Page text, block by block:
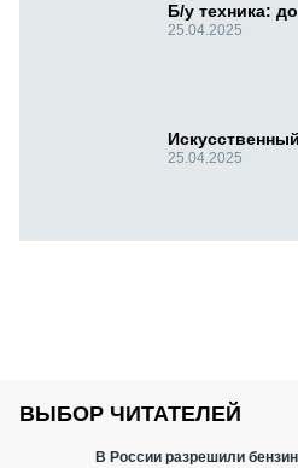
Б/у техника:
25.04.2025
25.04.2025
ВЫБОР ЧИТАТЕЛЕЙ
В России разрешили